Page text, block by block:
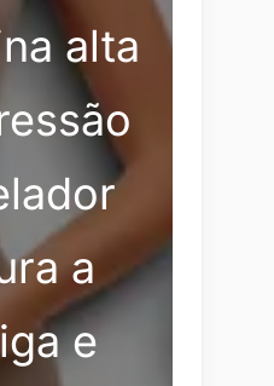
alta
a
e